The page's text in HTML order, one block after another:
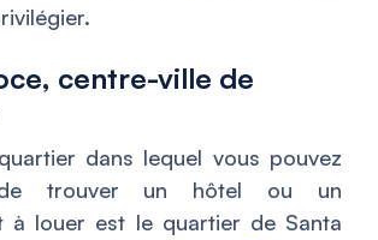
centre-ville de
dans lequel vous pouvez
de trouver un hôtel ou un
à louer est le quartier de Santa